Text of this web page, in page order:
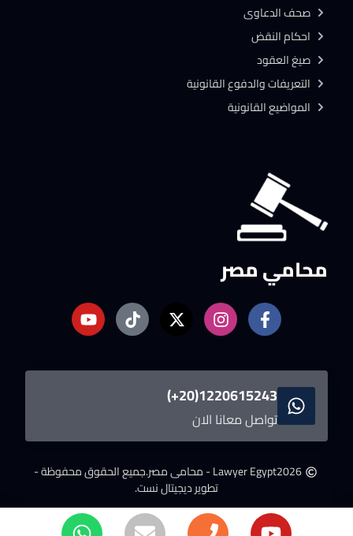
محامي مصر
1220615243(20+)
تواصل معانا الان
2026Lawyer Egypt - محامى مصر.
جميع الحقوق محفوظة -
تطوير ديجيتال نست.
صحف الدعاوى
احكام النقض
صيغ العقود
التعريفات والدفوع القانونية
المواضيع القانونية